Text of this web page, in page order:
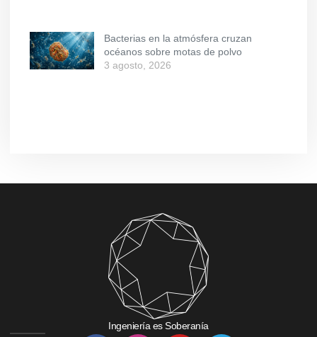
Bacterias en la atmósfera cruzan
océanos sobre motas de polvo
3 agosto, 2026
Ingeniería es Soberanía